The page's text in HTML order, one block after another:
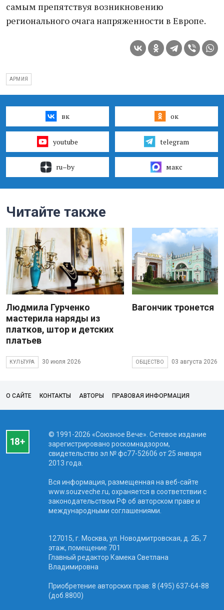
самым препятствуя возникновению
регионального очага напряженности в Европе.
АРМИЯ
вк ок
youtube telegram
ru–by макс
Читайте также
Людмила Гурченко
мастерила наряды из
платков, штор и детских
платьев
КУЛЬТУРА 30 июля 2026
Вагончик тронется
ОБЩЕСТВО 03 августа 2026
О САЙТЕ КОНТАКТЫ АВТОРЫ ПРАВОВАЯ ИНФОРМАЦИЯ
© 1991-2026 «Союзное Вече». Сетевое издание
зарегистрировано роскомнадзором,
свидетельство эл № фc77-52606 от 25 января
2013 года.
Вся информация, размещенная на веб-сайте
www.souzveche.ru, охраняется в соответствии с
законодательством РФ об авторском праве и
международными соглашениями.
127015, г. Москва, ул. Новодмитровская, д. 2Б, 7
этаж, помещение 701
Главный редактор Камека Светлана
Владимировна
Приобретение авторских прав: 8 (495) 637-64-88
(доб.8800)